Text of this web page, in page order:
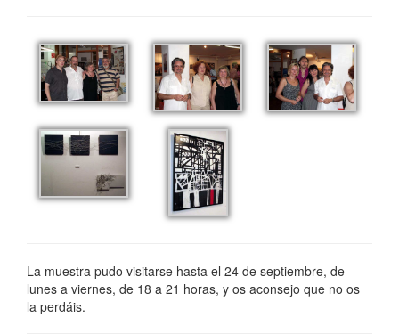
La muestra pudo visitarse hasta el 24 de septiembre, de
lunes a viernes, de 18 a 21 horas, y os aconsejo que no os
la perdáis.